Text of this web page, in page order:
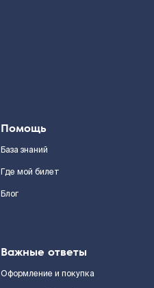
Помощь
База знаний
Где мой билет
Блог
Важные ответы
Оформление и покупка